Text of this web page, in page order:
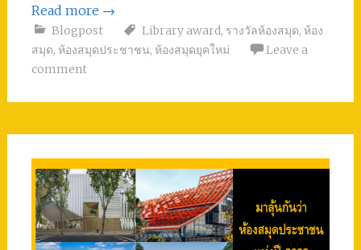
Read more →
Blogpost Library award, รางวัลห้องสมุด, ห้อง
สมุด, ห้องสมุดประชาชน, ห้องสมุดยุคใหม่
Leave a
comment